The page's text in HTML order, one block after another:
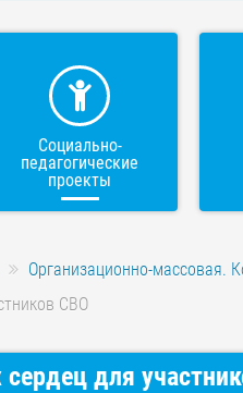
Социально-
педагогические
проекты
Организационно-массовая.
СВО
сердец для